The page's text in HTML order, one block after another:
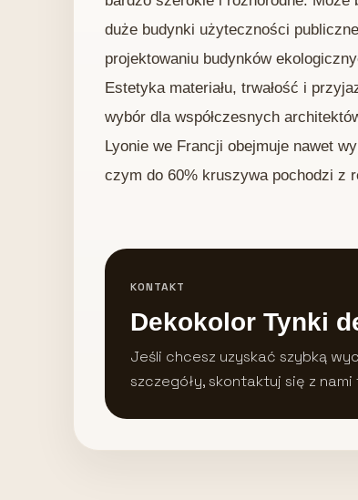
duże budynki użyteczności
projektowaniu budynków
Estetyka materiału, trwałość i
wybór dla współczesnych
Lyonie we Francji obejmuje nawet
czym do 60% kruszywa pochodzi z
KONTAKT
Dekokolor Tynki
Jeśli chcesz uzyskać szybką
szczegóły, skontaktuj się z